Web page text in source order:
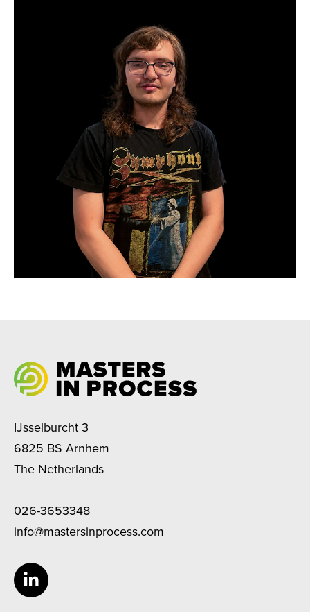
IJsselburcht 3
6825 BS Arnhem
The Netherlands
026-3653348
info@mastersinprocess.com